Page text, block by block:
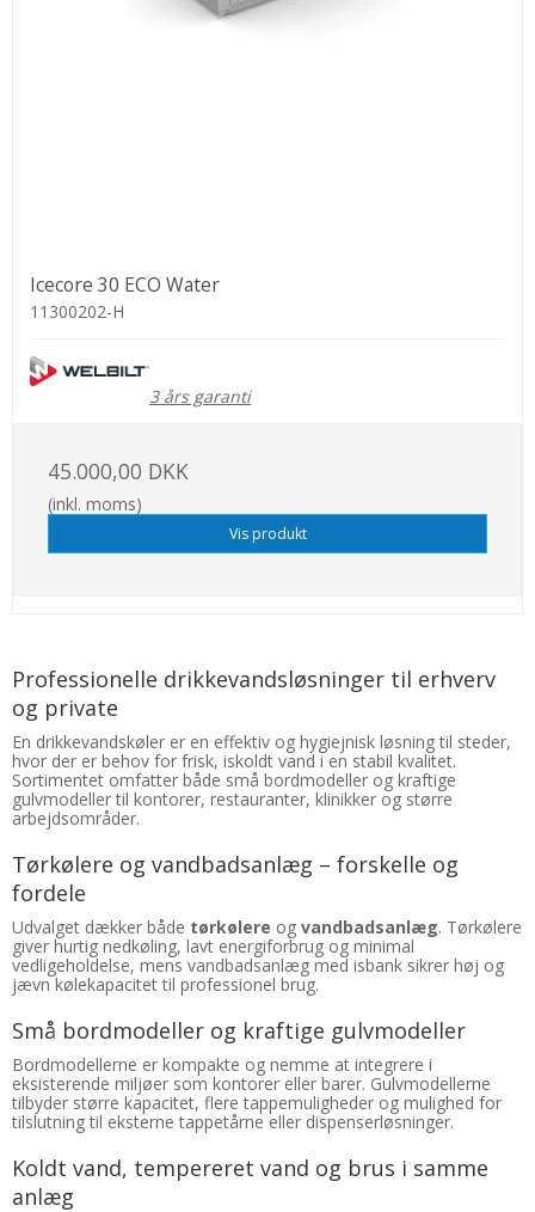
Icecore 30 ECO Water
11300202-H
3 års garanti
45.000,00 DKK
(inkl. moms)
Vis produkt
Professionelle drikkevandsløsninger til erhverv
og private
En drikkevandskøler er en effektiv og hygiejnisk løsning til steder,
hvor der er behov for frisk, iskoldt vand i en stabil kvalitet.
Sortimentet omfatter både små bordmodeller og kraftige
gulvmodeller til kontorer, restauranter, klinikker og større
arbejdsområder.
Tørkølere og vandbadsanlæg – forskelle og
fordele
Udvalget dækker både tørkølere og vandbadsanlæg. Tørkølere
giver hurtig nedkøling, lavt energiforbrug og minimal
vedligeholdelse, mens vandbadsanlæg med isbank sikrer høj og
jævn kølekapacitet til professionel brug.
Små bordmodeller og kraftige gulvmodeller
Bordmodellerne er kompakte og nemme at integrere i
eksisterende miljøer som kontorer eller barer. Gulvmodellerne
tilbyder større kapacitet, flere tappemuligheder og mulighed for
tilslutning til eksterne tappetårne eller dispenserløsninger.
Koldt vand, tempereret vand og brus i samme
anlæg